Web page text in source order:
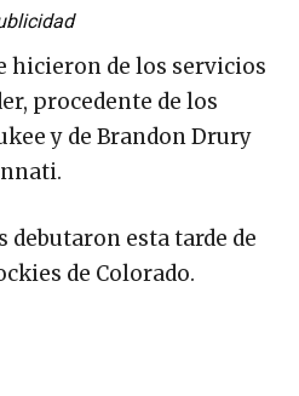
hicieron de los servicios
procedente de los
y de Brandon Drury
debutaron esta tarde de
de Colorado.